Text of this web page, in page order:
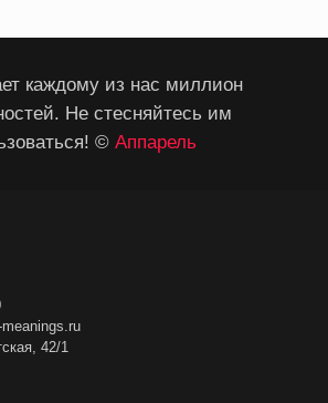
каждому из нас миллион
Не стесняйтесь им
© Аппарель
42/1